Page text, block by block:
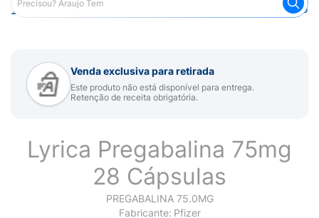
Araujo Medicamentos Remédio para Sistema Nervoso
Venda exclusiva para retirada
Este produto não está disponível para entrega.
Retenção de receita obrigatória.
Lyrica Pregabalina 75mg
28 Cápsulas
PREGABALINA 75.0MG
Fabricante: Pfizer